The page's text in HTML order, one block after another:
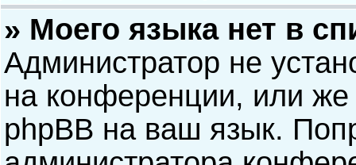
» Моего языка нет в
Администратор не
на конференции, или же
phpBB на ваш язык.